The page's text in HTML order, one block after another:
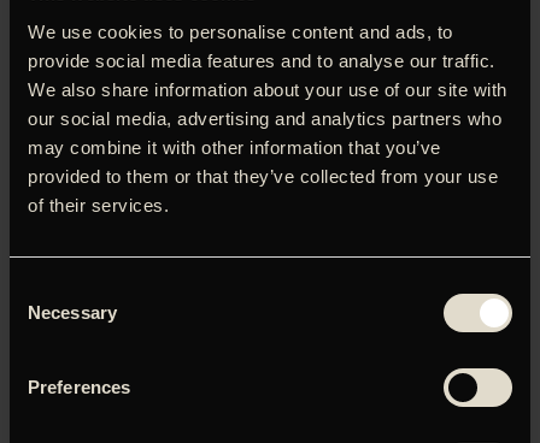
We use cookies to personalise content and ads, to
provide social media features and to analyse our traffic.
We also share information about your use of our site with
our social media, advertising and analytics partners who
may combine it with other information that you’ve
provided to them or that they’ve collected from your use
of their services.
Selection
Necessary
Preferences
Manzarek’ vises onsdag den 12. februar kl. 21.30. Kun 1
visning. Køb billetterher.
Kort om filmen:
‘The Doors: Break On Thru – A Celebration Of Ray
Manzarek’ er en hybrid mellem koncert- og
dokumentarfilm. Afsættet er en hyldestkoncert for Ray
Manzarek i 2016, hvor de overlevende medlemmer af ‘The
fødselsdag. Sætlisten omfatter masser af gamle Doors-
klassikere fulgt til dørs af et sandt who-is-who af
X, Stone Temple Pilots, Jane’s Addiction,Paul McCartney’s
Band, Gov’t Mule med flere. Filmen indeholder også